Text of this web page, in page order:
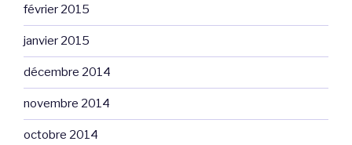
février 2015
janvier 2015
décembre 2014
novembre 2014
octobre 2014